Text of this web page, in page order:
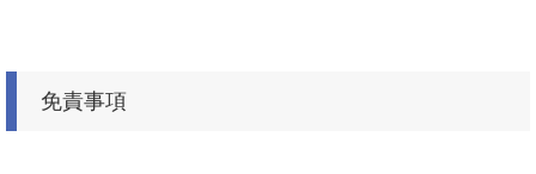
免責事項